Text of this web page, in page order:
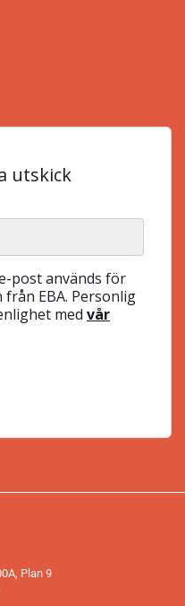
utskick
post används för
EBA. Personlig
med vår
Plan 9